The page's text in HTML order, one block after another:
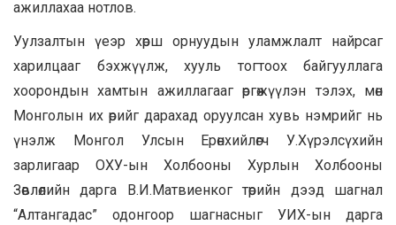
ажиллахаа нотлов.
Уулзалтын үеэр хөрш орнуудын уламжлалт найрсаг
харилцааг бэхжүүлж, хууль тогтоох байгууллага
хоорондын хамтын ажиллагааг өргөжүүлэн тэлэх, мөн
Монголын их өрийг дарахад оруулсан хувь нэмрийг нь
үнэлж Монгол Улсын Ерөнхийлөгч У.Хүрэлсүхийн
зарлигаар ОХУ-ын Холбооны Хурлын Холбооны
Зөвлөлийн дарга В.И.Матвиенког төрийн дээд шагнал
“Алтангадас” одонгоор шагнасныг УИХ-ын дарга